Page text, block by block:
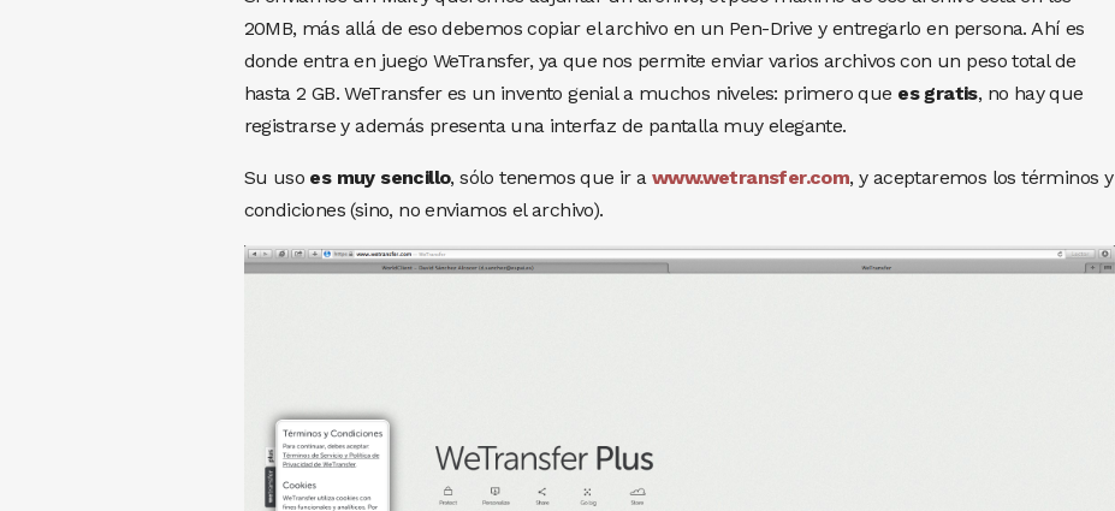
20MB, más allá de eso debemos copiar el archivo en un Pen-Drive y entregarlo en persona. Ahí es
donde entra en juego WeTransfer, ya que nos permite enviar varios archivos con un peso total de
hasta 2 GB. WeTransfer es un invento genial a muchos niveles: primero que es gratis, no hay que
registrarse y además presenta una interfaz de pantalla muy elegante.
Su uso es muy sencillo, sólo tenemos que ir a www.wetransfer.com, y aceptaremos los términos y
condiciones (sino, no enviamos el archivo).